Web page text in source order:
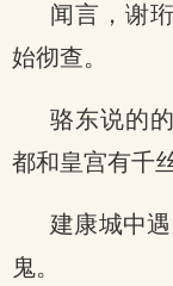
闻言，谢
始彻查。
骆东说的
都和皇宫有千
建康城中
鬼。